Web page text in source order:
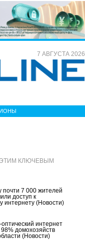
7 АВГУСТА 2026
КЛЮЧЕВЫМ
почти 7 000 жителей
доступ к
интернету(Новости)
интернет
98% домохозяйств
(Новости)